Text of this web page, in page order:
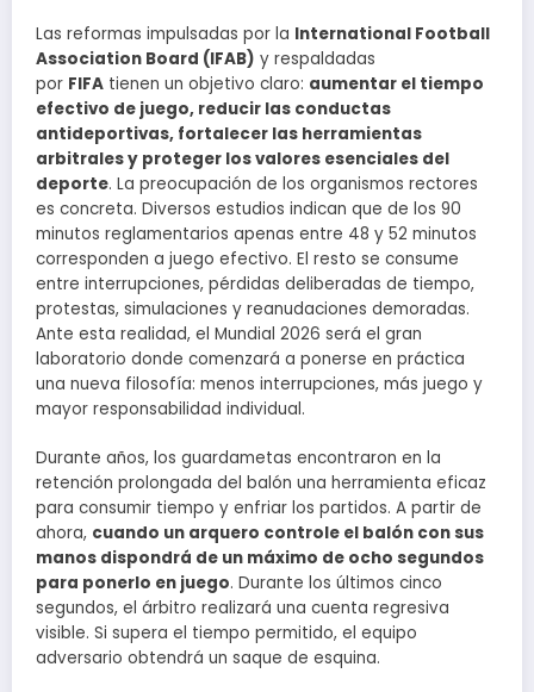
Las reformas impulsadas por la International Football
Association Board (IFAB) y respaldadas
por FIFA tienen un objetivo claro: aumentar el tiempo
efectivo de juego, reducir las conductas
antideportivas, fortalecer las herramientas
arbitrales y proteger los valores esenciales del
deporte. La preocupación de los organismos rectores
es concreta. Diversos estudios indican que de los 90
minutos reglamentarios apenas entre 48 y 52 minutos
corresponden a juego efectivo. El resto se consume
entre interrupciones, pérdidas deliberadas de tiempo,
protestas, simulaciones y reanudaciones demoradas.
Ante esta realidad, el Mundial 2026 será el gran
laboratorio donde comenzará a ponerse en práctica
una nueva filosofía: menos interrupciones, más juego y
mayor responsabilidad individual.
Durante años, los guardametas encontraron en la
retención prolongada del balón una herramienta eficaz
para consumir tiempo y enfriar los partidos. A partir de
ahora, cuando un arquero controle el balón con sus
manos dispondrá de un máximo de ocho segundos
para ponerlo en juego. Durante los últimos cinco
segundos, el árbitro realizará una cuenta regresiva
visible. Si supera el tiempo permitido, el equipo
adversario obtendrá un saque de esquina.